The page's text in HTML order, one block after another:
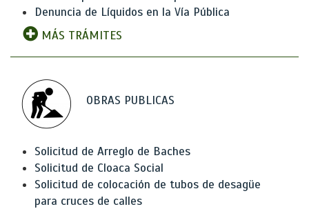
Denuncia de Líquidos en la Vía Pública
MÁS TRÁMITES
OBRAS PUBLICAS
Solicitud de Arreglo de Baches
Solicitud de Cloaca Social
Solicitud de colocación de tubos de desagüe
para cruces de calles